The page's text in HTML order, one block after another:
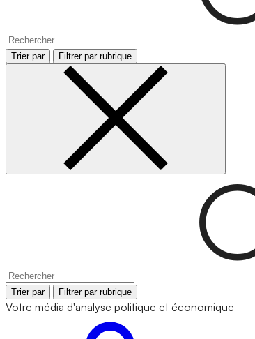
Trier par Filtrer par rubrique
Trier par Filtrer par rubrique
Votre média d'analyse politique et économique